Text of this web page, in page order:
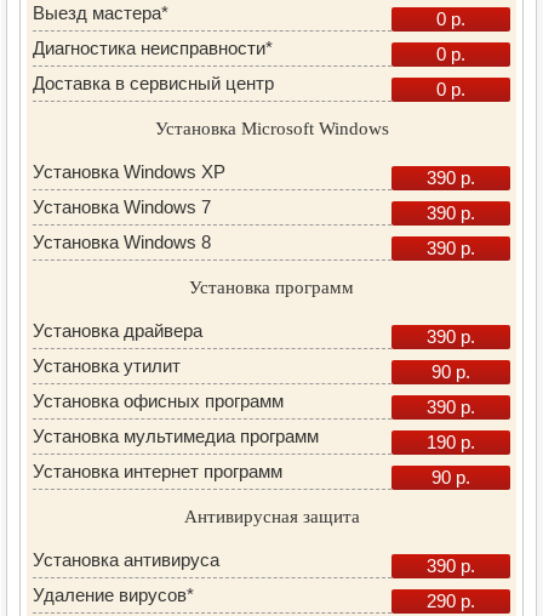
Выезд мастера*
0 р.
Диагностика неисправности*
0 р.
Доставка в сервисный центр
0 р.
Установка Microsoft Windows
Установка Windows XP
390 р.
Установка Windows 7
390 р.
Установка Windows 8
390 р.
Установка программ
Установка драйвера
390 р.
Установка утилит
90 р.
Установка офисных программ
390 р.
Установка мультимедиа программ
190 р.
Установка интернет программ
90 р.
Антивирусная защита
Установка антивируса
390 р.
Удаление вирусов*
290 р.